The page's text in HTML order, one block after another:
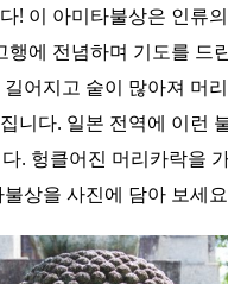
! 이 아미타불상은 인류
행에 전념하며 기도를 드
어지고 숱이 많아져 머
니다. 일본 전역에 이런
. 헝클어진 머리카락을
상을 사진에 담아 보세